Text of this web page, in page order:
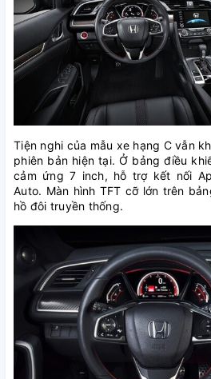
Tiện nghi của mẫu xe hạng C vẫn
phiên bản hiện tại. Ở bảng điều
cảm ứng 7 inch, hỗ trợ kết nối
Auto. Màn hình TFT cỡ lớn trên
hồ đôi truyền thống.